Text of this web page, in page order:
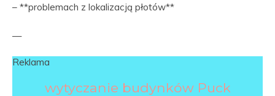
– **problemach z lokalizacją płotów**
—
Reklama
wytyczanie budynków Puck